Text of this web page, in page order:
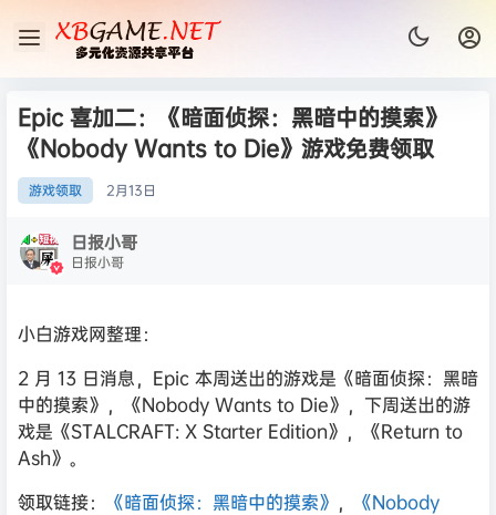
Epic 喜加二：《暗面侦探：黑暗中的摸索》
《Nobody Wants to Die》游戏免费领取
游戏领取 2月13日
日报小哥
日报小哥
小白游戏网整理：
2 月 13 日消息，Epic 本周送出的游戏是《暗面侦探：黑暗
中的摸索》，《Nobody Wants to Die》，下周送出的游
戏是《STALCRAFT: X Starter Edition》，《Return to
Ash》。
领取链接：
《暗面侦探：黑暗中的摸索》 ，
《Nobody